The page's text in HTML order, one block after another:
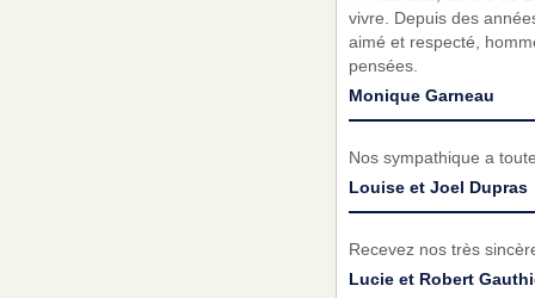
vivre. Depuis des
aimé et respecté,
pensées.
Monique Garneau
Nos sympathique a
Louise et Joel Dupras
Recevez nos très
Lucie et Robert